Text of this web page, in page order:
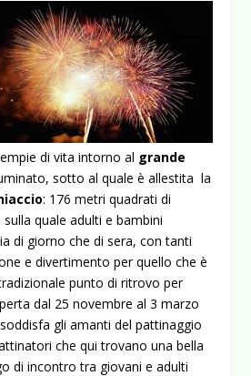
di vita intorno al grande
sotto al quale è allestita la
: 176 metri quadrati di
quale adulti e bambini
di giorno che di sera, con tanti
e divertimento per quello che è
punto di ritrovo per
dal 25 novembre al 3 marzo
gli amanti del pattinaggio
che qui trovano una bella
di incontro tra giovani e adulti